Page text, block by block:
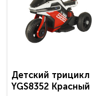
Детский трицикл
YGS8352 Красный